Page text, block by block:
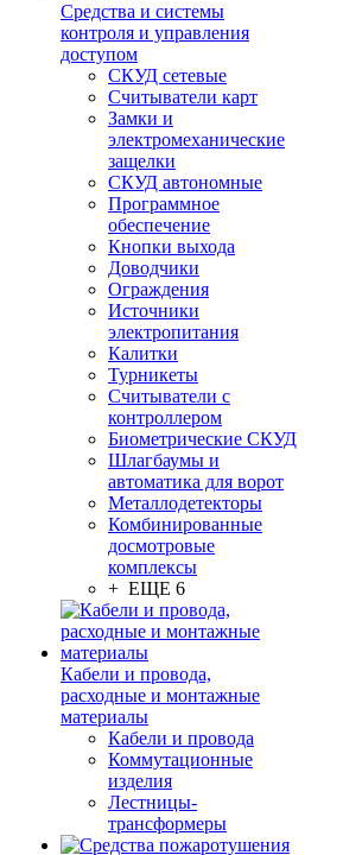
Средства и системы
контроля и управления
доступом
СКУД сетевые
Считыватели карт
Замки и
электромеханические
защелки
СКУД автономные
Программное
обеспечение
Кнопки выхода
Доводчики
Ограждения
Источники
электропитания
Калитки
Турникеты
Считыватели с
контроллером
Биометрические СКУД
Шлагбаумы и
автоматика для ворот
Металлодетекторы
Комбинированные
досмотровые
комплексы
+ ЕЩЕ 6
Кабели и провода,
расходные и монтажные
материалы
Кабели и провода
Коммутационные
изделия
Лестницы-
трансформеры